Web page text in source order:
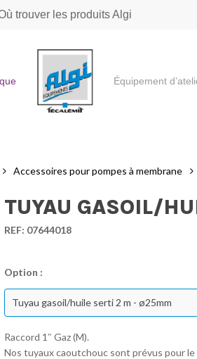
trouver les produits Algi
Équipement
Accessoires pour pompes à membrane
TUYAU GASOIL/
REF: 07644018
Option :
Tuyau gasoil/huile serti 2 m - ø25mm
Raccord 1″ Gaz (M).
Nos tuyaux caoutchouc sont prévus pour